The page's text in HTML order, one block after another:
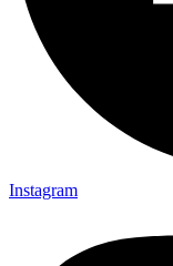
Instagram